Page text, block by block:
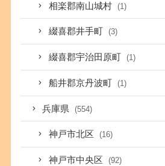
相楽郡南山城村 (1)
綴喜郡井手町 (3)
綴喜郡宇治田原町 (1)
船井郡京丹波町 (1)
兵庫県 (554)
神戸市北区 (16)
神戸市中央区 (92)